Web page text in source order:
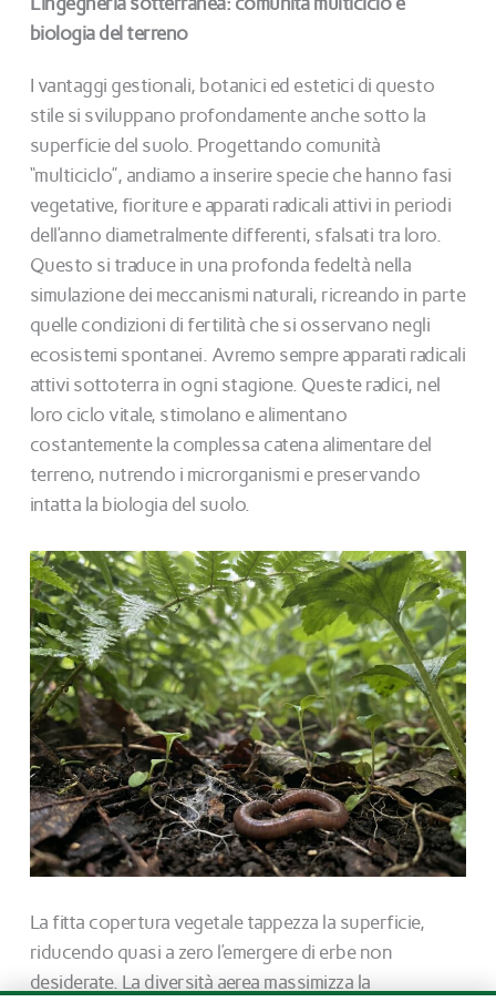
biologia del terreno
I vantaggi gestionali, botanici ed estetici di questo
stile si sviluppano profondamente anche sotto la
superficie del suolo. Progettando comunità
“multiciclo”, andiamo a inserire specie che hanno fasi
vegetative, fioriture e apparati radicali attivi in periodi
dell’anno diametralmente differenti, sfalsati tra loro.
Questo si traduce in una profonda fedeltà nella
simulazione dei meccanismi naturali, ricreando in parte
quelle condizioni di fertilità che si osservano negli
ecosistemi spontanei. Avremo sempre apparati radicali
attivi sottoterra in ogni stagione. Queste radici, nel
loro ciclo vitale, stimolano e alimentano
costantemente la complessa catena alimentare del
terreno, nutrendo i microrganismi e preservando
intatta la biologia del suolo.
La fitta copertura vegetale tappezza la superficie,
riducendo quasi a zero l’emergere di erbe non
desiderate. La diversità aerea massimizza la